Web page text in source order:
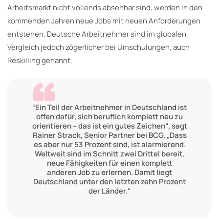
Arbeitsmarkt nicht vollends absehbar sind, werden in den
kommenden Jahren neue Jobs mit neuen Anforderungen
entstehen. Deutsche Arbeitnehmer sind im globalen
Vergleich jedoch zögerlicher bei Umschulungen, auch
Reskilling genannt.
“Ein Teil der Arbeitnehmer in Deutschland ist
offen dafür, sich beruflich komplett neu zu
orientieren – das ist ein gutes Zeichen“, sagt
Rainer Strack, Senior Partner bei BCG. „Dass
es aber nur 53 Prozent sind, ist alarmierend.
Weltweit sind im Schnitt zwei Drittel bereit,
neue Fähigkeiten für einen komplett
anderen Job zu erlernen. Damit liegt
Deutschland unter den letzten zehn Prozent
der Länder.“